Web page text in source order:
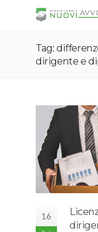
Tag:
dirigente e
16